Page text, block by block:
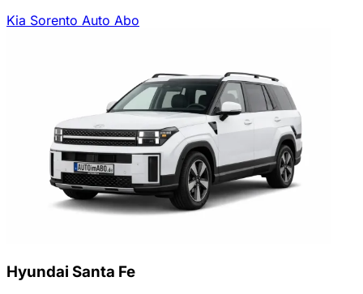
Kia Sorento Auto Abo
Hyundai Santa Fe